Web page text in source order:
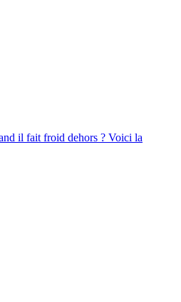
il fait froid dehors ? Voici la